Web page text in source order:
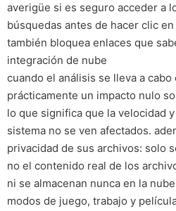
averigüe si es seguro acceder a
búsquedas antes de hacer clic
también bloquea enlaces que
integración de nube
cuando el análisis se lleva a
prácticamente un impacto nulo
lo que significa que la velocidad
sistema no se ven afectados.
privacidad de sus archivos: solo
no el contenido real de los
ni se almacenan nunca en la
modos de juego, trabajo y